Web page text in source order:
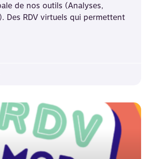
de nos outils (Analyses,
Des RDV virtuels qui permettent